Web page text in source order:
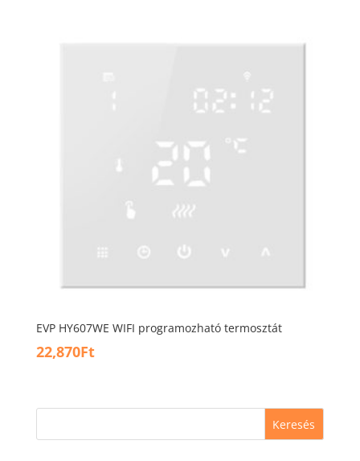
EVP HY607WE WIFI programozható termosztát
22,870Ft